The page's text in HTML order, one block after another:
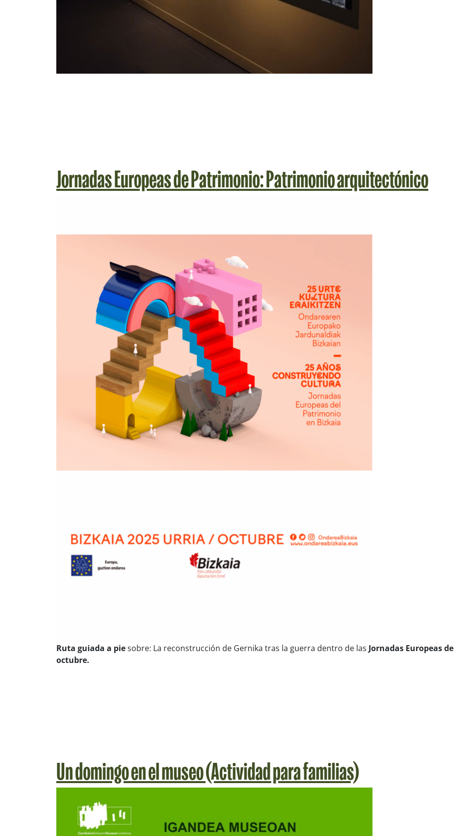
Jornadas Europeas de Patrimonio: Patrimonio arquitectónico
Ruta guiada a piesobre: La reconstrucción de Gernika tras la guerra dentro de las Jornadas Europeas de
octubre.
Un domingo en el museo (Actividad para familias)